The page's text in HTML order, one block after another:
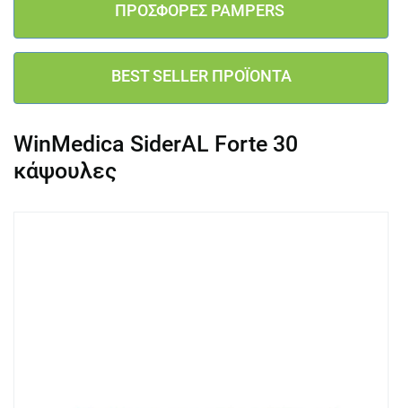
ΠΡΟΣΦΟΡΕΣ PAMPERS
BEST SELLER ΠΡΟΪΟΝΤΑ
WinMedica SiderAL Forte 30
κάψουλες